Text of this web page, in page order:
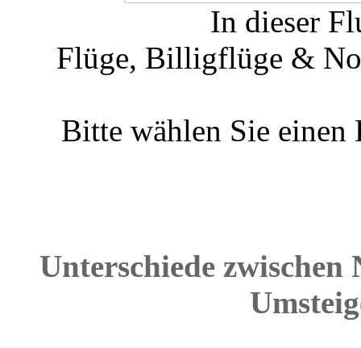
In dieser
Flüge, Billigflüge &
Bitte wählen Sie
Unterschiede